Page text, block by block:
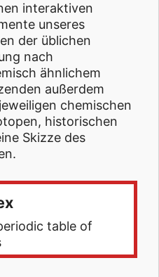
interaktiven
unseres
der üblichen
nach
ähnlichem
außerdem
chemischen
historischen
Skizze des
table of